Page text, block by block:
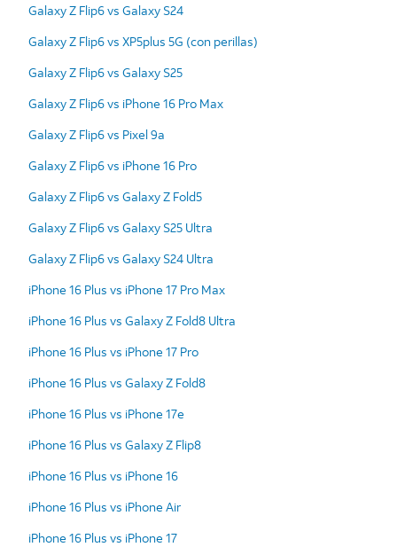
Galaxy Z Flip6 vs Galaxy S24
Galaxy Z Flip6 vs XP5plus 5G (con perillas)
Galaxy Z Flip6 vs Galaxy S25
Galaxy Z Flip6 vs iPhone 16 Pro Max
Galaxy Z Flip6 vs Pixel 9a
Galaxy Z Flip6 vs iPhone 16 Pro
Galaxy Z Flip6 vs Galaxy Z Fold5
Galaxy Z Flip6 vs Galaxy S25 Ultra
Galaxy Z Flip6 vs Galaxy S24 Ultra
iPhone 16 Plus vs iPhone 17 Pro Max
iPhone 16 Plus vs Galaxy Z Fold8 Ultra
iPhone 16 Plus vs iPhone 17 Pro
iPhone 16 Plus vs Galaxy Z Fold8
iPhone 16 Plus vs iPhone 17e
iPhone 16 Plus vs Galaxy Z Flip8
iPhone 16 Plus vs iPhone 16
iPhone 16 Plus vs iPhone Air
iPhone 16 Plus vs iPhone 17